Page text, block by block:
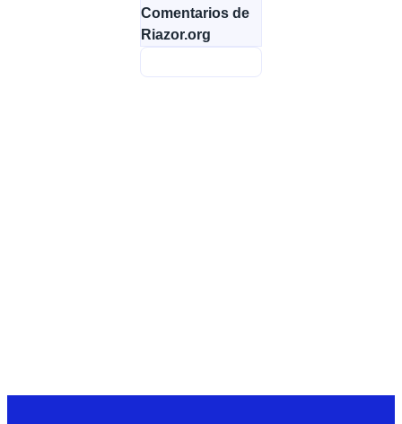
Comentarios de
Riazor.org